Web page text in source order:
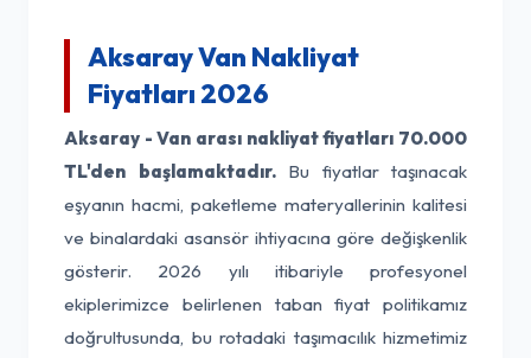
Aksaray Van Nakliyat
Fiyatları 2026
Aksaray - Van arası nakliyat fiyatları 70.000
TL'den başlamaktadır.Bu fiyatlar taşınacak
eşyanın hacmi, paketleme materyallerinin kalitesi
ve binalardaki asansör ihtiyacına göre değişkenlik
gösterir. 2026 yılı itibariyle profesyonel
ekiplerimizce belirlenen taban fiyat politikamız
doğrultusunda, bu rotadaki taşımacılık hizmetimiz